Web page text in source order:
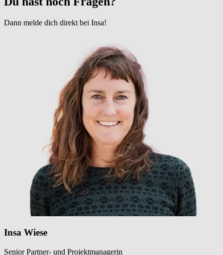
Dann melde dich direkt bei Insa!
Insa Wiese
Senior Partner- und Projektmanagerin